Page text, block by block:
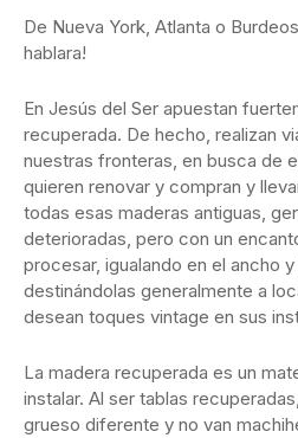
De Nueva York, Atlanta o
hablara!
En Jesús del Ser apuestan
recuperada. De hecho, realizan
nuestras fronteras, en busca de
quieren renovar y compran y
todas esas maderas antiguas,
deterioradas, pero con un
procesar, igualando en el ancho
destinándolas generalmente a
desean toques vintage en sus
La madera recuperada es un
instalar. Al ser tablas
grueso diferente y no van